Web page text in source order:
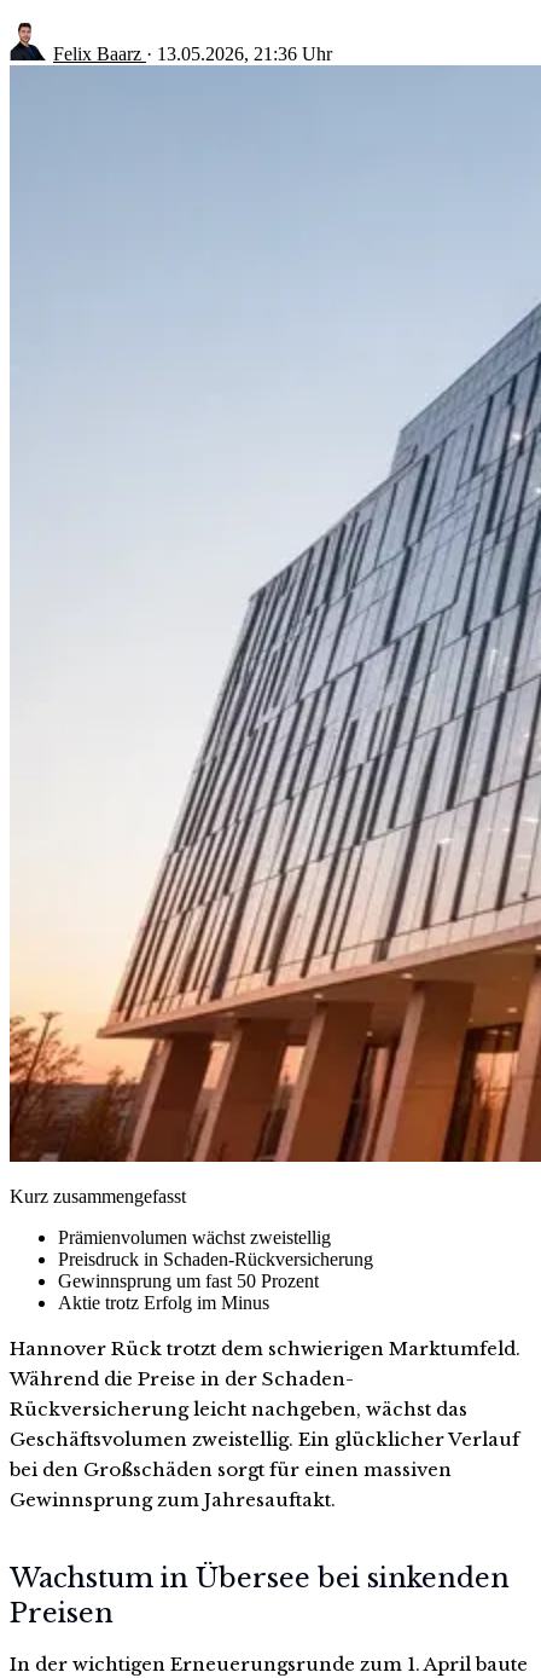
Felix Baarz · 13.05.2026, 21:36 Uhr
Kurz zusammengefasst
Prämienvolumen wächst zweistellig
Preisdruck in Schaden-Rückversicherung
Gewinnsprung um fast 50 Prozent
Aktie trotz Erfolg im Minus
Hannover Rück trotzt dem schwierigen Marktumfeld.
Während die Preise in der Schaden-
Rückversicherung leicht nachgeben, wächst das
Geschäftsvolumen zweistellig. Ein glücklicher Verlauf
bei den Großschäden sorgt für einen massiven
Gewinnsprung zum Jahresauftakt.
Wachstum in Übersee bei sinkenden
Preisen
In der wichtigen Erneuerungsrunde zum 1. April baute